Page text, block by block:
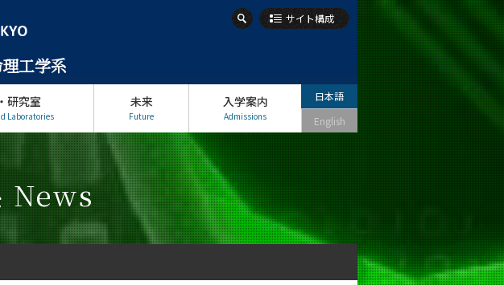
工学系
サイト構成
研究室
Laboratories
未来
Future
入学案内
Admissions
日本語
English
News